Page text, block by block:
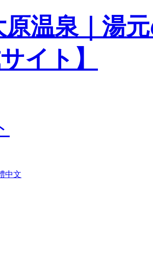
原温泉｜湯
イト】
中文